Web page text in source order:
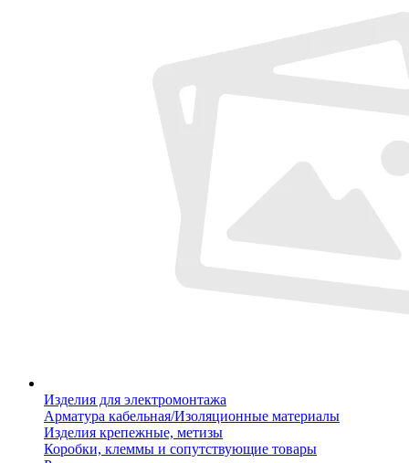
Изделия для электромонтажа
Арматура кабельная/Изоляционные материалы
Изделия крепежные, метизы
Коробки, клеммы и сопутствующие товары